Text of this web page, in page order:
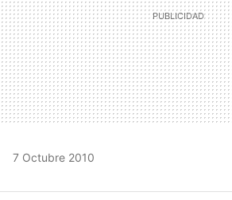
7 Octubre 2010